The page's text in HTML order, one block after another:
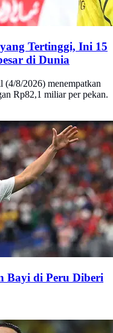
Tertinggi, Ini 15
di Dunia
(4/8/2026) menempatkan
Rp82,1 miliar per pekan.
Bayi di Peru Diberi